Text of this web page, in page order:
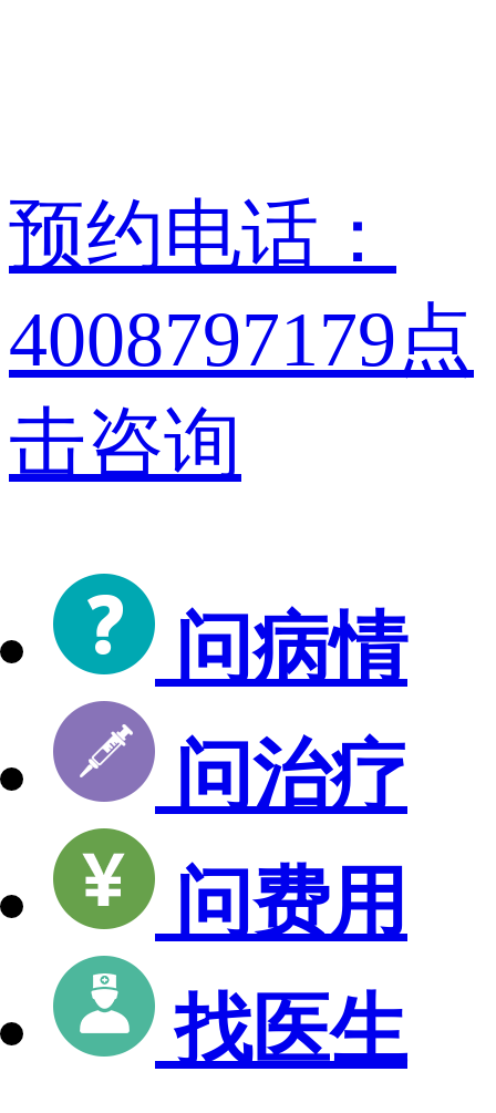
预约电话：
4008797179点
击咨询
问病情
问治疗
问费用
找医生